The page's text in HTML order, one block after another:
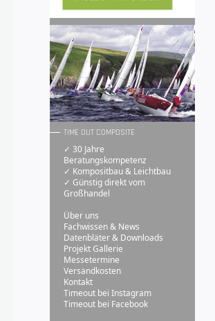
TIME OUT COMPOSITE
✓ 30 Jahre
Beratungskompetenz
✓ Kompositbau & Leichtbau
✓ Günstig direkt vom
Großhandel
Über uns
Fachwissen & News
Datenbläter & Downloads
Projekt Gallerie
Messetermine
Versandkosten
Kontakt
Timeout bei Instagram
Timeout bei Facebook